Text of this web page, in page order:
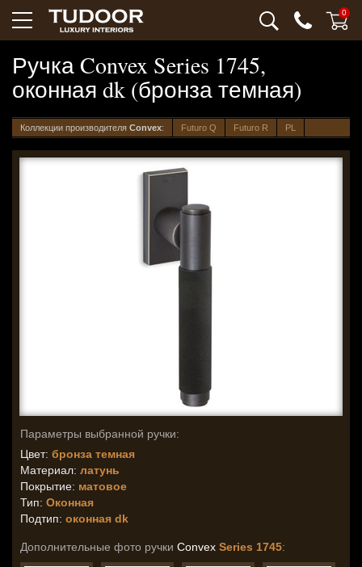
0
Ручка Convex Series 1745,
оконная dk (бронза темная)
Коллекции производителя Convex: Futuro Q Futuro R PL
Параметры выбранной ручки:
Цвет: бронза темная
Материал: латунь
Покрытие: матовое
Тип: Оконная
Подтип: оконная dk
Дополнительные фото ручки Convex Series 1745: